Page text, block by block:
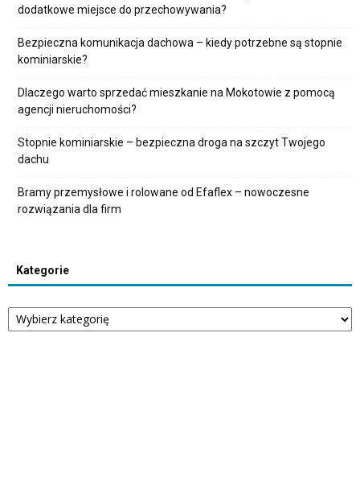
dodatkowe miejsce do przechowywania?
Bezpieczna komunikacja dachowa – kiedy potrzebne są stopnie
kominiarskie?
Dlaczego warto sprzedać mieszkanie na Mokotowie z pomocą
agencji nieruchomości?
Stopnie kominiarskie – bezpieczna droga na szczyt Twojego
dachu
Bramy przemysłowe i rolowane od Efaflex – nowoczesne
rozwiązania dla firm
Kategorie
Kategorie